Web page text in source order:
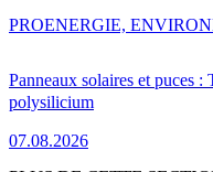
Panneaux solaires et puces
polysilicium
07.08.2026
PROENERGIE,